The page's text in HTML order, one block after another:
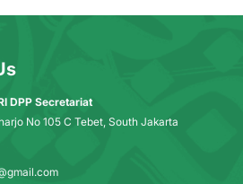
DPP Secretariat
No 105 C Tebet, South Jakarta